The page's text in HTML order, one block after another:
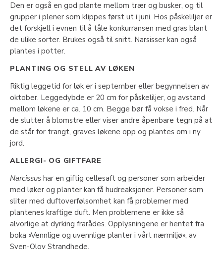
Den er også en god plante mellom trær og busker, og til
grupper i plener som klippes først ut i juni. Hos påskeliljer er
det forskjell i evnen til å tåle konkurransen med gras blant
de ulike sorter. Brukes også til snitt. Narsisser kan også
plantes i potter.
PLANTING OG STELL AV LØKEN
Riktig leggetid for løk er i september eller begynnelsen av
oktober. Leggedybde er 20 cm for påskeliljer, og avstand
mellom løkene er ca. 10 cm. Begge bør få vokse i fred. Når
de slutter å blomstre eller viser andre åpenbare tegn på at
de står for trangt, graves løkene opp og plantes om i ny
jord.
ALLERGI- OG GIFTFARE
Narcissus har en giftig cellesaft og personer som arbeider
med løker og planter kan få hudreaksjoner. Personer som
sliter med duftoverfølsomhet kan få problemer med
plantenes kraftige duft. Men problemene er ikke så
alvorlige at dyrking frarådes. Opplysningene er hentet fra
boka «Vennlige og uvennlige planter i vårt nærmiljø», av
Sven-Olov Strandhede.